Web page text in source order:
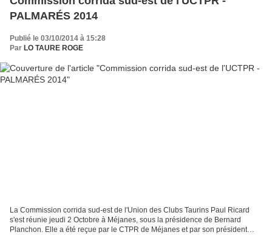
PALMARÉS 2014
Publié le 03/10/2014 à 15:28
Par LO TAURE ROGE
La Commission corrida sud-est de l'Union des Clubs Taurins Paul Ricard
s'est réunie jeudi 2 Octobre à Méjanes, sous la présidence de Bernard
Planchon. Elle a été reçue par le CTPR de Méjanes et par son président